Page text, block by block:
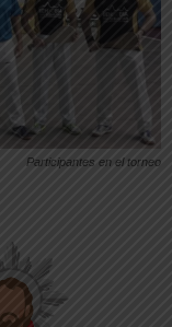
Participantes en el torneo